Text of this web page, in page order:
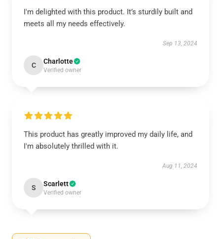
I'm delighted with this product. It’s sturdily built and
meets all my needs effectively.
Sep 13, 2024
C Charlotte
Verified owner
This product has greatly improved my daily life, and
I'm absolutely thrilled with it.
Aug 11, 2024
S Scarlett
Verified owner